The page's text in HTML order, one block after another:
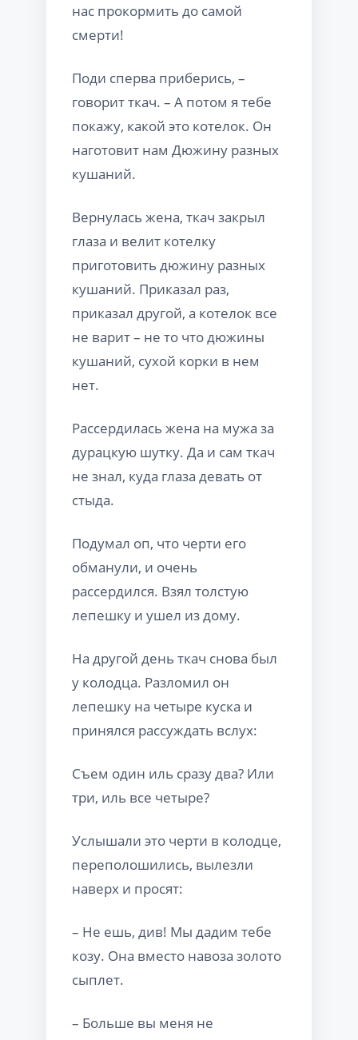
нас прокормить до самой
смерти!
Поди сперва приберись, –
говорит ткач. – А потом я тебе
покажу, какой это котелок. Он
наготовит нам Дюжину разных
кушаний.
Вернулась жена, ткач закрыл
глаза и велит котелку
приготовить дюжину разных
кушаний. Приказал раз,
приказал другой, а котелок все
не варит – не то что дюжины
кушаний, сухой корки в нем
нет.
Рассердилась жена на мужа за
дурацкую шутку. Да и сам ткач
не знал, куда глаза девать от
стыда.
Подумал оп, что черти его
обманули, и очень
рассердился. Взял толстую
лепешку и ушел из дому.
На другой день ткач снова был
у колодца. Разломил он
лепешку на четыре куска и
принялся рассуждать вслух:
Съем один иль сразу два? Или
три, иль все четыре?
Услышали это черти в колодце,
переполошились, вылезли
наверх и просят:
– Не ешь, див! Мы дадим тебе
козу. Она вместо навоза золото
сыплет.
– Больше вы меня не